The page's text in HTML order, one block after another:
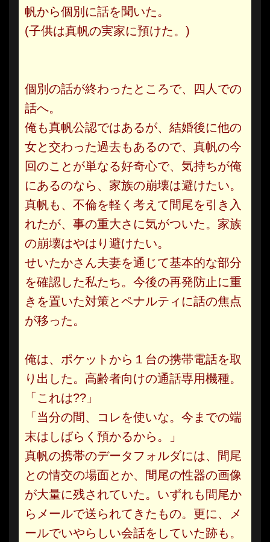
帆から個別に話を聞いた。
(子供は真帆の実家に預けた。)
個別の話が終わったところで、四人での
話へ。
俺も真帆公認ではあるが、結婚後に他の
女と交わった過去もあるので、真帆の今
回のことが単なる好奇心で、気持ちが俺
にあるのなら、家族の崩壊は避けたい。
真帆も、不倫を軽く考えて間尾を引き入
れたが、事の重大さに気がついた。家族
の崩壊はやはり避けたい。
せいたかさん夫妻を通じて基本的な部分
を確認した私たち。今後の再発防止に重
きを置いた対策とペナルティに話の焦点
が移った。
俺は、ポケットから１台の携帯電話を取
り出した。高齢者向けの通話専用機種。
「これは??」
「当分の間、コレを使いな。今までの端
末はしばらく預かるから。」
真帆の携帯のデータフォルダには、間尾
との情交の場面とか、間尾の性器の画像
が大量に残されていた。いずれも間尾か
らメールで送られてきたもの。更に、メ
ールでいやらしい会話をしていた跡も。